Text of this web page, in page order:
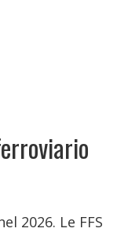
2026. Le FFS